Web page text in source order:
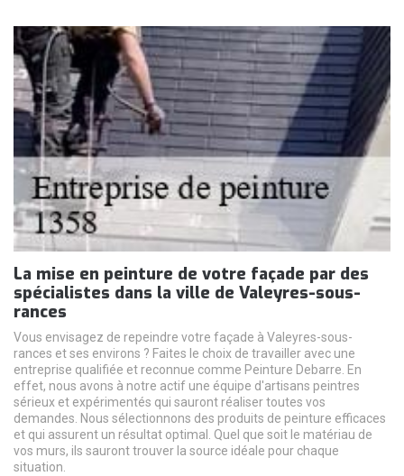
La mise en peinture de votre façade par des
spécialistes dans la ville de Valeyres-sous-
rances
Vous envisagez de repeindre votre façade à Valeyres-sous-
rances et ses environs ? Faites le choix de travailler avec une
entreprise qualifiée et reconnue comme Peinture Debarre. En
effet, nous avons à notre actif une équipe d'artisans peintres
sérieux et expérimentés qui sauront réaliser toutes vos
demandes. Nous sélectionnons des produits de peinture efficaces
et qui assurent un résultat optimal. Quel que soit le matériau de
vos murs, ils sauront trouver la source idéale pour chaque
situation.